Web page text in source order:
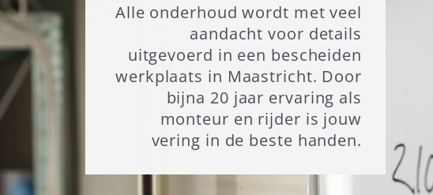
Alle onderhoud wordt met veel
aandacht voor details
uitgevoerd in een bescheiden
werkplaats in Maastricht. Door
bijna 20 jaar ervaring als
monteur en rijder is jouw
vering in de beste handen.